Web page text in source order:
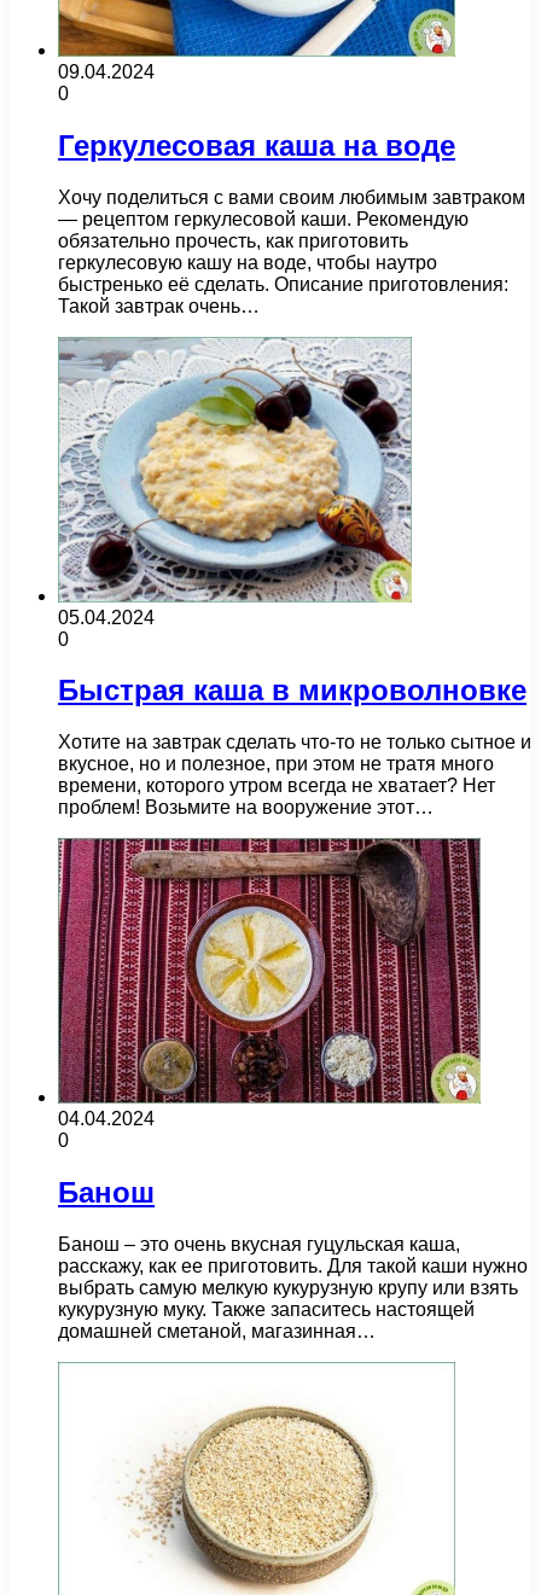
09.04.2024
0
Геркулесовая каша на воде
Хочу поделиться с вами своим любимым завтраком
— рецептом геркулесовой каши. Рекомендую
обязательно прочесть, как приготовить
геркулесовую кашу на воде, чтобы наутро
быстренько её сделать. Описание приготовления:
Такой завтрак очень…
05.04.2024
0
Быстрая каша в микроволновке
Хотите на завтрак сделать что-то не только сытное и
вкусное, но и полезное, при этом не тратя много
времени, которого утром всегда не хватает? Нет
проблем! Возьмите на вооружение этот…
04.04.2024
0
Банош
Банош – это очень вкусная гуцульская каша,
расскажу, как ее приготовить. Для такой каши нужно
выбрать самую мелкую кукурузную крупу или взять
кукурузную муку. Также запаситесь настоящей
домашней сметаной, магазинная…